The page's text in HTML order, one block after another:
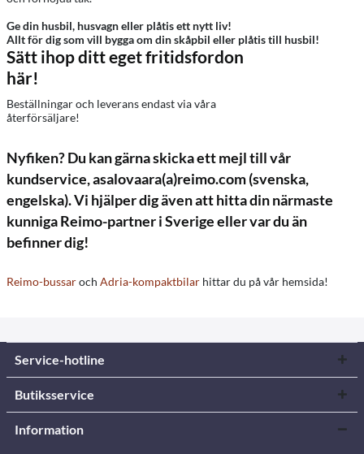
Ge din husbil, husvagn eller plåtis ett nytt liv!
Allt för dig som vill bygga om din skåpbil eller plåtis till husbil!
Sätt ihop ditt eget fritidsfordon
här!
Beställningar och leverans endast via våra
återförsäljare!
Nyfiken? Du kan gärna skicka ett mejl till vår
kundservice, asalovaara(a)reimo.com (svenska,
engelska). Vi hjälper dig även att hitta din närmaste
kunniga Reimo-partner i Sverige eller var du än
befinner dig!
Reimo-bussaroch Adria-kompaktbilar hittar du på vår hemsida!
Service-hotline
Butiksservice
Information